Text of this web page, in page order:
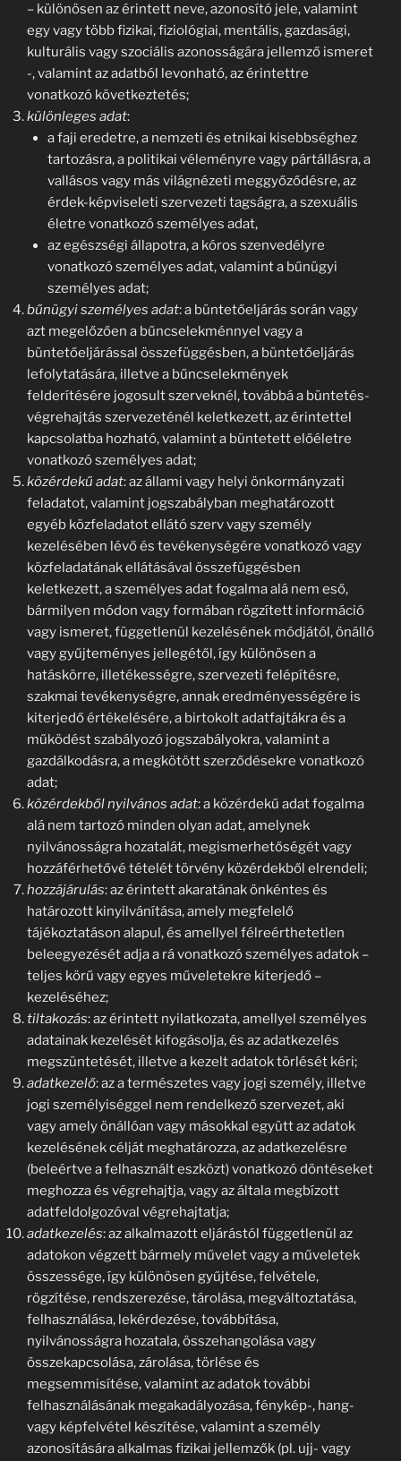
– különösen az érintett neve, azonosító jele, valamint
egy vagy több fizikai, fiziológiai, mentális, gazdasági,
kulturális vagy szociális azonosságára jellemző ismeret
-, valamint az adatból levonható, az érintettre
vonatkozó következtetés;
különleges adat:
a faji eredetre, a nemzeti és etnikai kisebbséghez
tartozásra, a politikai véleményre vagy pártállásra, a
vallásos vagy más világnézeti meggyőződésre, az
érdek-képviseleti szervezeti tagságra, a szexuális
életre vonatkozó személyes adat,
az egészségi állapotra, a kóros szenvedélyre
vonatkozó személyes adat, valamint a bűnügyi
személyes adat;
bűnügyi személyes adat: a büntetőeljárás során vagy
azt megelőzően a bűncselekménnyel vagy a
büntetőeljárással összefüggésben, a büntetőeljárás
lefolytatására, illetve a bűncselekmények
felderítésére jogosult szerveknél, továbbá a büntetés-
végrehajtás szervezeténél keletkezett, az érintettel
kapcsolatba hozható, valamint a büntetett előéletre
vonatkozó személyes adat;
közérdekű adat: az állami vagy helyi önkormányzati
feladatot, valamint jogszabályban meghatározott
egyéb közfeladatot ellátó szerv vagy személy
kezelésében lévő és tevékenységére vonatkozó vagy
közfeladatának ellátásával összefüggésben
keletkezett, a személyes adat fogalma alá nem eső,
bármilyen módon vagy formában rögzített információ
vagy ismeret, függetlenül kezelésének módjától, önálló
vagy gyűjteményes jellegétől, így különösen a
hatáskörre, illetékességre, szervezeti felépítésre,
szakmai tevékenységre, annak eredményességére is
kiterjedő értékelésére, a birtokolt adatfajtákra és a
működést szabályozó jogszabályokra, valamint a
gazdálkodásra, a megkötött szerződésekre vonatkozó
adat;
közérdekből nyilvános adat: a közérdekű adat fogalma
alá nem tartozó minden olyan adat, amelynek
nyilvánosságra hozatalát, megismerhetőségét vagy
hozzáférhetővé tételét törvény közérdekből elrendeli;
hozzájárulás: az érintett akaratának önkéntes és
határozott kinyilvánítása, amely megfelelő
tájékoztatáson alapul, és amellyel félreérthetetlen
beleegyezését adja a rá vonatkozó személyes adatok –
teljes körű vagy egyes műveletekre kiterjedő –
kezeléséhez;
tiltakozás: az érintett nyilatkozata, amellyel személyes
adatainak kezelését kifogásolja, és az adatkezelés
megszüntetését, illetve a kezelt adatok törlését kéri;
adatkezelő: az a természetes vagy jogi személy, illetve
jogi személyiséggel nem rendelkező szervezet, aki
vagy amely önállóan vagy másokkal együtt az adatok
kezelésének célját meghatározza, az adatkezelésre
(beleértve a felhasznált eszközt) vonatkozó döntéseket
meghozza és végrehajtja, vagy az általa megbízott
adatfeldolgozóval végrehajtatja;
adatkezelés: az alkalmazott eljárástól függetlenül az
adatokon végzett bármely művelet vagy a műveletek
összessége, így különösen gyűjtése, felvétele,
rögzítése, rendszerezése, tárolása, megváltoztatása,
felhasználása, lekérdezése, továbbítása,
nyilvánosságra hozatala, összehangolása vagy
összekapcsolása, zárolása, törlése és
megsemmisítése, valamint az adatok további
felhasználásának megakadályozása, fénykép-, hang-
vagy képfelvétel készítése, valamint a személy
azonosítására alkalmas fizikai jellemzők (pl. ujj- vagy